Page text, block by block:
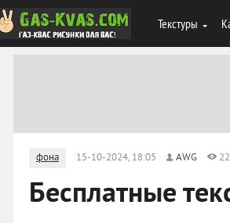
Текстуры
фона 15-10-2024, 18:05 AWG
Бесплатные